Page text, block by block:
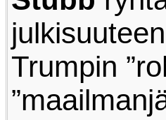
Trumpin